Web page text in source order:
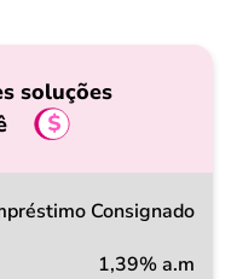
soluções
Consignado
1,39% a.m